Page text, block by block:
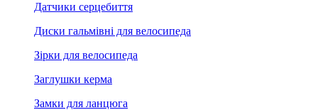
Датчики серцебиття
Диски гальмівні для велосипеда
Зірки для велосипеда
Заглушки керма
Замки для ланцюга